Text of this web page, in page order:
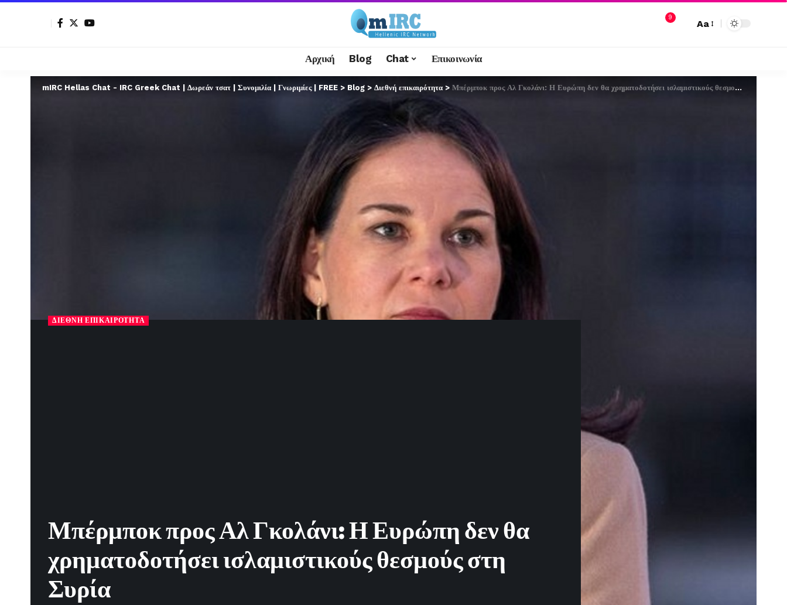
9
Aa
Αρχική Blog Chat Επικοινωνία
mIRC Hellas Chat - IRC Greek Chat | Δωρεάν τσατ | Συνομιλία | Γνωριμίες | FREE > Blog > Διεθνή επικαιρότητα > Μπέρμποκ προς Αλ Γκολάνι: Η Ευρώπη δεν θα χρηματοδοτήσει ισλαμιστικούς θεσμούς στη Συρία
ΔΙΕΘΝΉ ΕΠΙΚΑΙΡΌΤΗΤΑ
Μπέρμποκ προς Αλ Γκολάνι: Η Ευρώπη δεν θα
χρηματοδοτήσει ισλαμιστικούς θεσμούς στη
Συρία